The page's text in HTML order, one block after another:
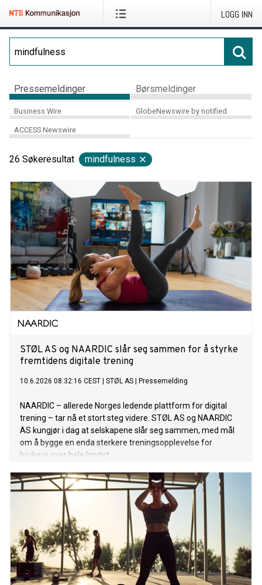
LOGG INN
Pressemeldinger Børsmeldinger
Business Wire GlobeNewswire by notified
ACCESS Newswire
26 Søkeresultat mindfulness
STØL AS og NAARDIC slår seg sammen for å styrke
fremtidens digitale trening
10.6.2026 08:32:16 CEST STØL AS Pressemelding
NAARDIC – allerede Norges ledende plattform for digital
trening – tar nå et stort steg videre. STØL AS og NAARDIC
AS kungjør i dag at selskapene slår seg sammen, med mål
om å bygge en enda sterkere treningsopplevelse for
brukere over hele landet.